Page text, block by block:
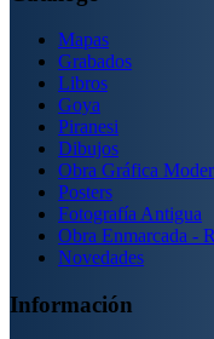
Mapas
Grabados
Libros
Goya
Piranesi
Dibujos
Obra Gráfica
Posters
Fotografía Antigua
Obra Enmarcada -
Novedades
Información